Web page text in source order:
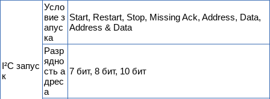
I²C запус
к
Усло
вие з
апус
ка
Start, Restart, Stop, Missing Ack, Address, Data,
Address & Data
Разр
ядно
сть а
дрес
а
7 бит, 8 бит, 10 бит